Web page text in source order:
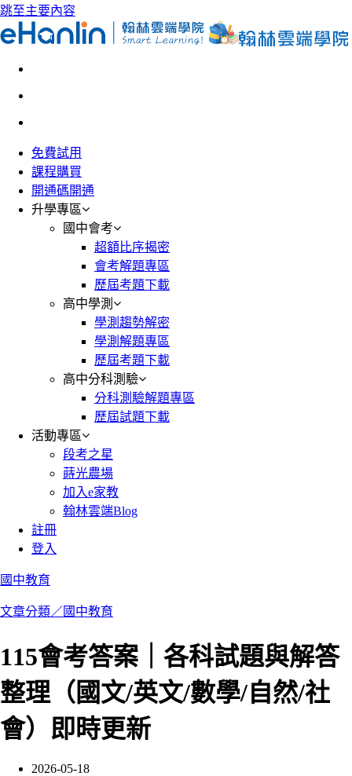
跳至主要內容
免費試用
課程購買
開通碼開通
升學專區
國中會考
超額比序揭密
會考解題專區
歷屆考題下載
高中學測
學測趨勢解密
學測解題專區
歷屆考題下載
高中分科測驗
分科測驗解題專區
歷屆試題下載
活動專區
段考之星
蒔光農場
加入e家教
翰林雲端Blog
註冊
登入
國中教育
文章分類／ 國中教育
115會考答案｜各科試題與解答
整理（國文/英文/數學/自然/社
會）即時更新
2026-05-18